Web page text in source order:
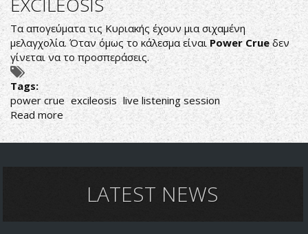
ΣΤΟ
UNDER
THE
QUARRY
FESTIVAL
III
Τα απογεύματα τις Κυριακής έχουν μια σιχαμένη
μελαγχολία. Όταν όμως το κάλεσμα είναιPower Crue δεν
γίνεται να το προσπεράσεις.
Tags:
power crue excileosis live listening session
Read more about
POWER
CRUE
THEIR
EXCILEOSIS
LATEST NEWS